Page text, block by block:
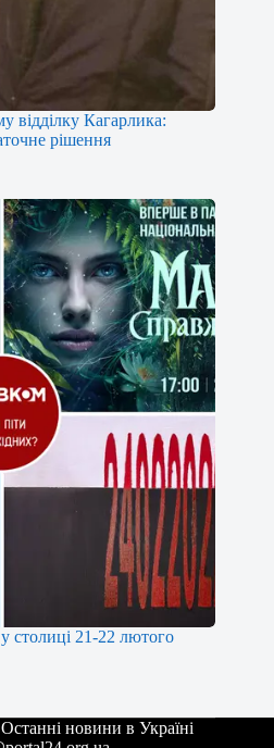
відділку Кагарлика:
рішення
столиці 21-22 лютого
новини в Україні